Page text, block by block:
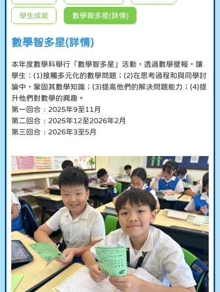
學生成就 數學智多星(詳情)
數學智多星(詳情)
本年度數學科舉行「數學智多星」活動，透過數學壁報，讓
學生：(1)接觸多元化的數學問題；(2)在思考過程和與同學討
論中，鞏固其數學知識；(3)提高他們的解決問題能力；(4)提
升他們對數學的興趣。
第一回合﹕2025年9至11月
第二回合﹕2025年12至2026年2月
第三回合﹕2026年3至5月